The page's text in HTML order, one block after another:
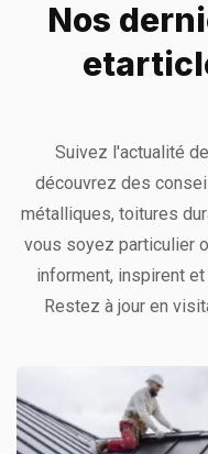
Nos
et
Suivez l'actualité
découvrez des
métalliques, toitures
vous soyez particulier
informent, inspirent
Restez à jour en